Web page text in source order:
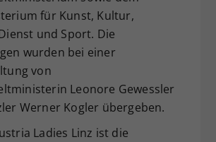
für Kunst, Kultur,
und Sport. Die
wurden bei einer
von
Leonore Gewessler
Werner Kogler übergeben.
Ladies Linz ist die